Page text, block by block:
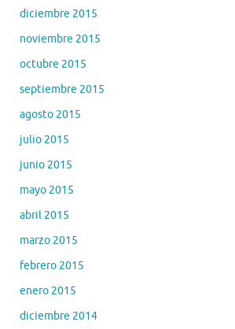
diciembre 2015
noviembre 2015
octubre 2015
septiembre 2015
agosto 2015
julio 2015
junio 2015
mayo 2015
abril 2015
marzo 2015
febrero 2015
enero 2015
diciembre 2014